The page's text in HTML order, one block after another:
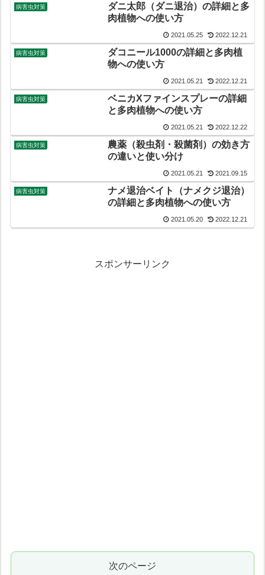
病害虫対策
ダニ太郎（ダニ退治）の詳細と多
肉植物への使い方
2021.05.25 2022.12.21
病害虫対策
ダコニール1000の詳細と多肉植
物への使い方
2021.05.21 2022.12.21
病害虫対策
ベニカXファインスプレーの詳細
と多肉植物への使い方
2021.05.21 2022.12.22
病害虫対策
農薬（殺虫剤・殺菌剤）の効き方
の違いと使い分け
2021.05.21 2021.09.15
病害虫対策
ナメ退治ベイト（ナメクジ退治）
の詳細と多肉植物への使い方
2021.05.20 2022.12.21
スポンサーリンク
次のページ